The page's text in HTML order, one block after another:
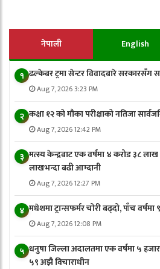
नेपाली English
१ ढल्केबर ट्रमा सेन्टर विवादबारे
Aug 7, 2026 3:23 PM
२ कक्षा १२ को मौका परीक्षाको नतिजा
Aug 7, 2026 12:42 PM
३ मत्स्य केन्द्रबाट एक वर्षमा ४ करोड ३८
लाखभन्दा बढी आम्दानी
Aug 7, 2026 12:27 PM
४ मधेशमा ट्रान्सफर्मर चोरी बढ्दो, पाँच वर्षमा
Aug 7, 2026 12:08 PM
५ धनुषा जिल्ला अदालतमा एक वर्षमा ५ हजार
५९ अझै विचाराधीन